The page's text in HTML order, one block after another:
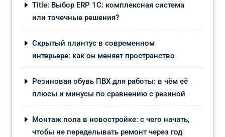
Title: Выбор ERP 1С: комплексная система
или точечные решения?
Скрытый плинтус в современном
интерьере: как он меняет пространство
Резиновая обувь ПВХ для работы: в чём её
плюсы и минусы по сравнению с резиной
Монтаж пола в новостройке: с чего начать,
чтобы не переделывать ремонт через год